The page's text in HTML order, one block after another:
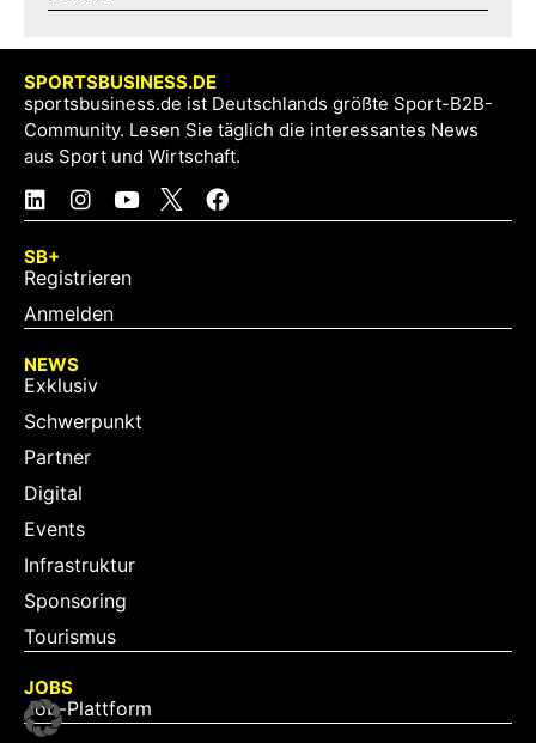
SPORTSBUSINESS.DE
sportsbusiness.de ist Deutschlands größte Sport-B2B-
Community. Lesen Sie täglich die interessantes News
aus Sport und Wirtschaft.
SB+
Registrieren
Anmelden
NEWS
Exklusiv
Schwerpunkt
Partner
Digital
Events
Infrastruktur
Sponsoring
Tourismus
JOBS
Job-Plattform